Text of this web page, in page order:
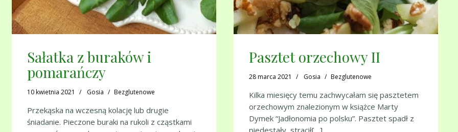
Sałatka z buraków i
pomarańczy
10 kwietnia 2021 Gosia Bezglutenowe
Przekąska na wczesną kolację lub drugie
śniadanie. Pieczone buraki na rukoli z cząstkami
Pasztet orzechowy II
28 marca 2021 Gosia Bezglutenowe
Kilka miesięcy temu zachwycałam się pasztetem
orzechowym znalezionym w książce Marty
Dymek “Jadłonomia po polsku”. Pasztet spadł z
piedestały, stracił[…]